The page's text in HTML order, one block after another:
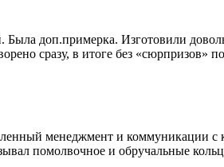
доп.примерка. Изготовили
сразу, в итоге без «сюрпризов»
менеджмент и коммуникации с
помолвочное и обручальные